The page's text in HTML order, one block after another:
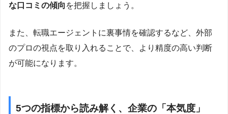
な口コミの傾向 を把握しましょう。
また、転職エージェントに裏事情を確認するなど、外部
のプロの視点を取り入れることで、より精度の高い判断
が可能になります。
5つの指標から読み解く、企業の「本気度」